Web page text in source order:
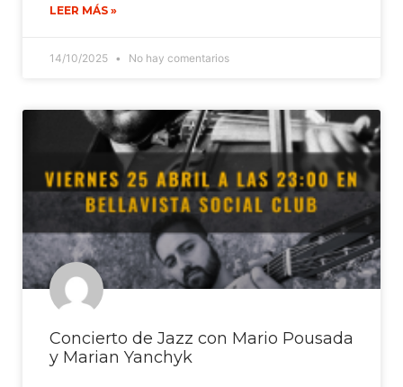
LEER MÁS »
14/10/2025 No hay comentarios
Concierto de Jazz con Mario Pousada
y Marian Yanchyk